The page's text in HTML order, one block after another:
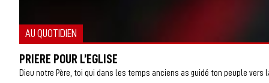
AU QUOTIDIEN
PRIERE POUR L’EGLISE
Dieu notre Père, toi qui dans les temps anciens as guidé ton peuple vers